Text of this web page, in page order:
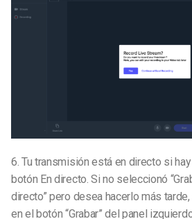
6.Tu transmisión está en directo si
botón En directo. Si no seleccionó
directo” pero desea hacerlo más
en el botón “Grabar” del panel